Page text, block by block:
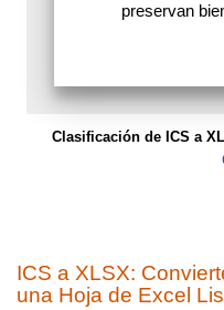
preservan
Clasificación de ICS a
ICS a XLSX:
una Hoja de Excel